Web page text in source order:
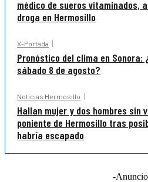
médico de sueros vitaminados,
droga en Hermosillo
X-Portada
Pronóstico del clima en Sonora:
sábado 8 de agosto?
Noticias Hermosillo
Hallan mujer y dos hombres sin
poniente de Hermosillo tras
habría escapado
-